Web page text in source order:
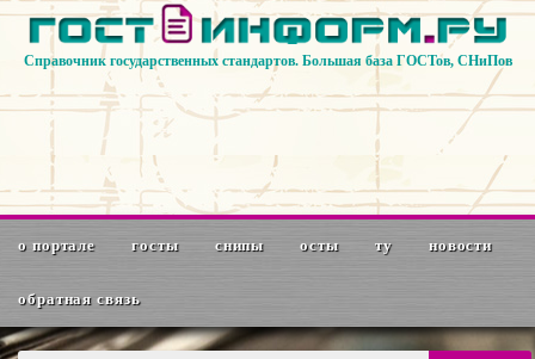
Справочник государственных стандартов. Большая база ГОСТов, СНиПов
о портале госты снипы осты ту новости
обратная связь